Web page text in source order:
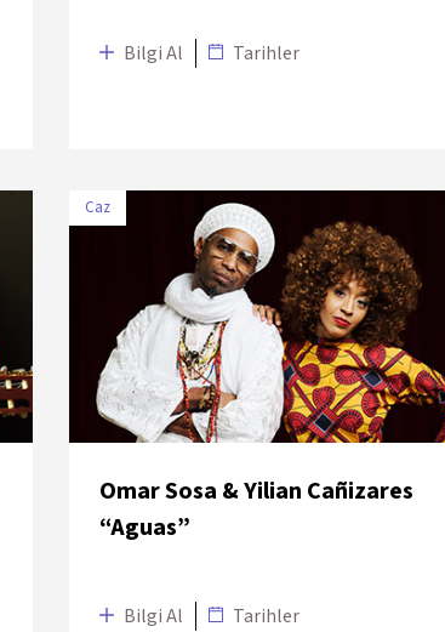
Bilgi Al Tarihler
Caz
Omar Sosa & Yilian Cañizares
“Aguas”
Bilgi Al Tarihler
MEKÂN
11 Temmuz
2018
Zorlu PSM Drama
Sahnesi